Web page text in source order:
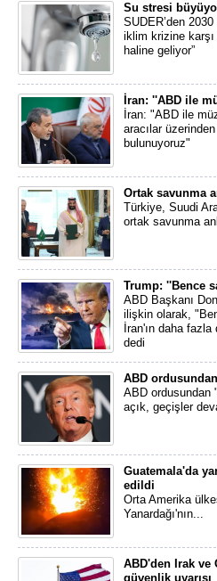
Su stresi
SUDER’den
iklim krizine karşı
haline geliyor”
İran: ''ABD ile
İran: "ABD ile
aracılar
bulunuyoruz"
Ortak savunma
Türkiye, Suudi
ortak savunma
Trump: ''Bence
ABD Başkanı
ilişkin olarak,
İran'ın daha
dedi
ABD
ABD ordusundan
açık, geçişler
Guatemala'da
edildi
Orta Amerika
Yanardağı'nın...
ABD'den Irak ve
güvenlik uyarısı